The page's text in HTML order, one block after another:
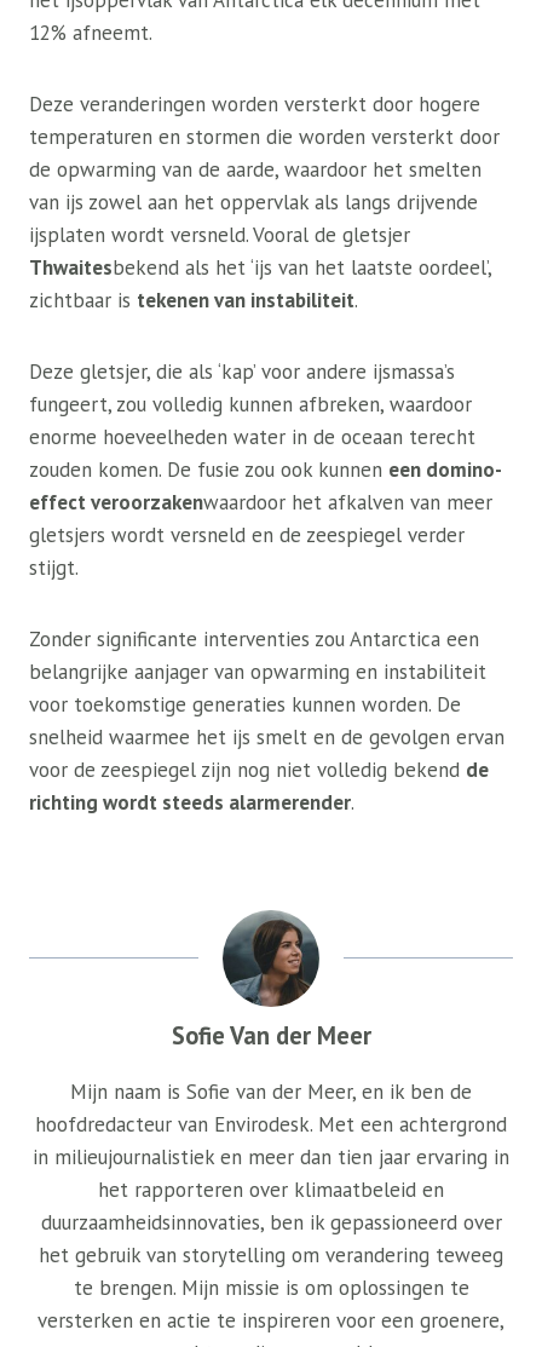
12% afneemt.
Deze veranderingen worden versterkt door hogere
temperaturen en stormen die worden versterkt door
de opwarming van de aarde, waardoor het smelten
van ijs zowel aan het oppervlak als langs drijvende
ijsplaten wordt versneld. Vooral de gletsjer
Thwaitesbekend als het ‘ijs van het laatste oordeel’,
zichtbaar is tekenen van instabiliteit.
Deze gletsjer, die als ‘kap’ voor andere ijsmassa’s
fungeert, zou volledig kunnen afbreken, waardoor
enorme hoeveelheden water in de oceaan terecht
zouden komen. De fusie zou ook kunnen een domino-
effect veroorzakenwaardoor het afkalven van meer
gletsjers wordt versneld en de zeespiegel verder
stijgt.
Zonder significante interventies zou Antarctica een
belangrijke aanjager van opwarming en instabiliteit
voor toekomstige generaties kunnen worden. De
snelheid waarmee het ijs smelt en de gevolgen ervan
voor de zeespiegel zijn nog niet volledig bekend de
richting wordt steeds alarmerender.
Sofie Van der Meer
Mijn naam is Sofie van der Meer, en ik ben de
hoofdredacteur van Envirodesk. Met een achtergrond
in milieujournalistiek en meer dan tien jaar ervaring in
het rapporteren over klimaatbeleid en
duurzaamheidsinnovaties, ben ik gepassioneerd over
het gebruik van storytelling om verandering teweeg
te brengen. Mijn missie is om oplossingen te
versterken en actie te inspireren voor een groenere,